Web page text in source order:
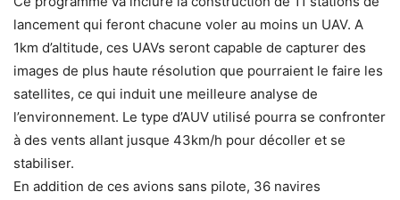
lancement qui feront chacune voler au moins un UAV. A
1km d’altitude, ces UAVs seront capable de capturer des
images de plus haute résolution que pourraient le faire les
satellites, ce qui induit une meilleure analyse de
l’environnement. Le type d’AUV utilisé pourra se confronter
à des vents allant jusque 43km/h pour décoller et se
stabiliser.
En addition de ces avions sans pilote, 36 navires